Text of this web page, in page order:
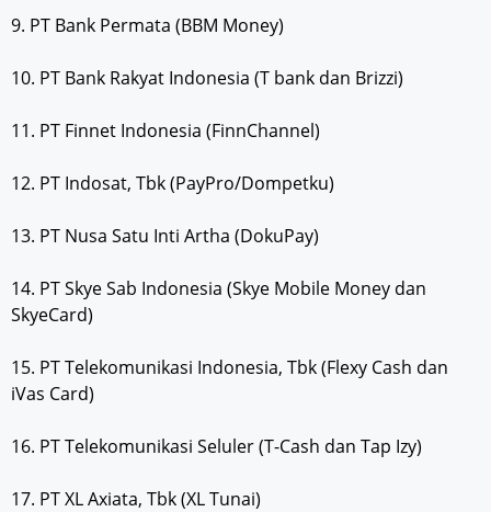
9. PT Bank Permata (BBM Money)
10. PT Bank Rakyat Indonesia (T bank dan Brizzi)
11. PT Finnet Indonesia (FinnChannel)
12. PT Indosat, Tbk (PayPro/Dompetku)
13. PT Nusa Satu Inti Artha (DokuPay)
14. PT Skye Sab Indonesia (Skye Mobile Money dan
SkyeCard)
15. PT Telekomunikasi Indonesia, Tbk (Flexy Cash dan
iVas Card)
16. PT Telekomunikasi Seluler (T-Cash dan Tap Izy)
17. PT XL Axiata, Tbk (XL Tunai)